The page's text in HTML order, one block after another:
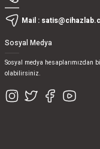
Mail :
Sosyal Medya
Sosyal medya
olabilirsiniz.